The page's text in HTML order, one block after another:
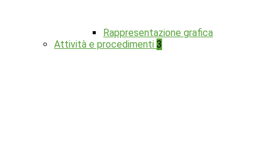
Rappresentazione grafica
Attività e procedimenti 3